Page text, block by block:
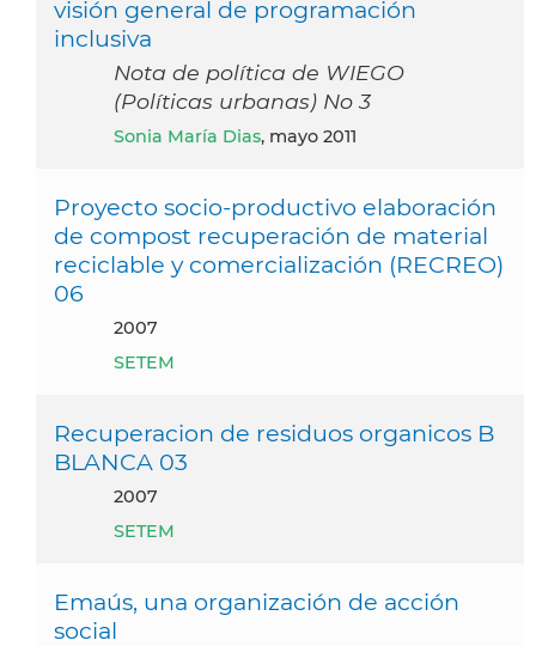
visión general de programación
inclusiva
Nota de política de WIEGO
(Políticas urbanas) No 3
Sonia María Dias, mayo 2011
Proyecto socio-productivo elaboración
de compost recuperación de material
reciclable y comercialización (RECREO)
06
2007
SETEM
Recuperacion de residuos organicos B
BLANCA 03
2007
SETEM
Emaús, una organización de acción
social